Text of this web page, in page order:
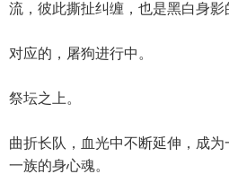
流，彼此撕扯纠缠，也是黑白身影
对应的，屠狗进行中。
祭坛之上。
曲折长队，血光中不断延伸，成
一族的身心魂。